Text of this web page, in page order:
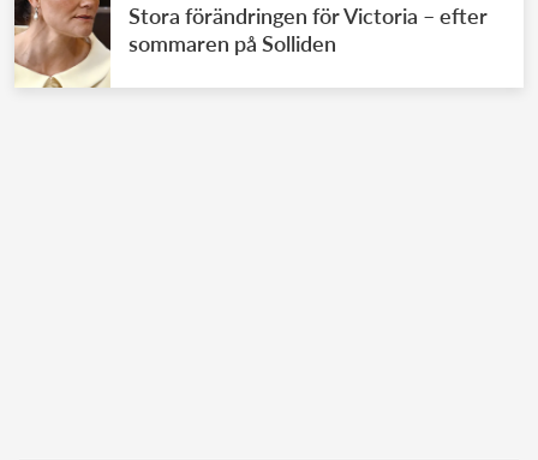
Stora förändringen för Victoria – efter
sommaren på Solliden